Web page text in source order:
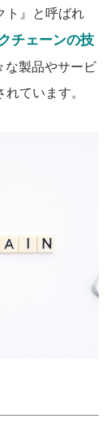
ト』と呼ばれ
チェーンの技
な製品やサービ
ています。